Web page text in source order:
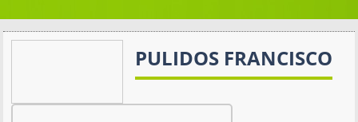
PULIDOS FRANCISCO